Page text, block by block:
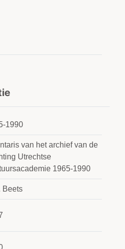
1990
van het archief van de
Utrechtse
1965-1990
Beets